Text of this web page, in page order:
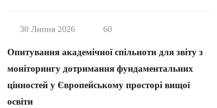
30 Липня 2026 60
Опитування академічної спільноти для звіту з
моніторингу дотримання фундаментальних
цінностей у Європейському просторі вищої
освіти